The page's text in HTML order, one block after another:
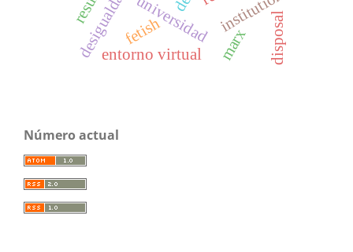
universidad
fetish disposal
marx
entorno virtual
Número actual